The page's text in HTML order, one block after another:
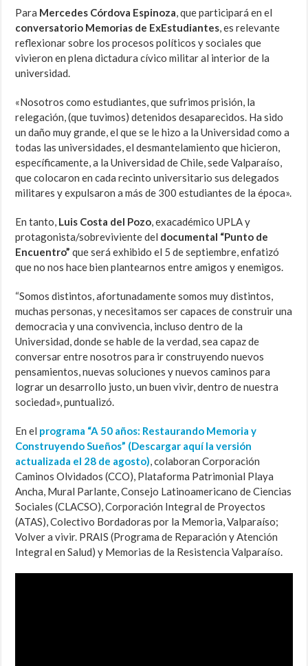
Para Mercedes Córdova Espinoza, que participará en el
conversatorio Memorias de ExEstudiantes, es relevante
reflexionar sobre los procesos políticos y sociales que
vivieron en plena dictadura cívico militar al interior de la
universidad.
«Nosotros como estudiantes, que sufrimos prisión, la
relegación, (que tuvimos) detenidos desaparecidos. Ha sido
un daño muy grande, el que se le hizo a la Universidad como a
todas las universidades, el desmantelamiento que hicieron,
específicamente, a la Universidad de Chile, sede Valparaíso,
que colocaron en cada recinto universitario sus delegados
militares y expulsaron a más de 300 estudiantes de la época».
En tanto, Luis Costa del Pozo, exacadémico UPLA y
protagonista/sobreviviente del documental “Punto de
Encuentro” que será exhibido el 5 de septiembre, enfatizó
que no nos hace bien plantearnos entre amigos y enemigos.
“Somos distintos, afortunadamente somos muy distintos,
muchas personas, y necesitamos ser capaces de construir una
democracia y una convivencia, incluso dentro de la
Universidad, donde se hable de la verdad, sea capaz de
conversar entre nosotros para ir construyendo nuevos
pensamientos, nuevas soluciones y nuevos caminos para
lograr un desarrollo justo, un buen vivir, dentro de nuestra
sociedad», puntualizó.
En el programa “A 50 años: Restaurando Memoria y
Construyendo Sueños” (Descargar aquí la versión
actualizada el 28 de agosto), colaboran Corporación
Caminos Olvidados (CCO), Plataforma Patrimonial Playa
Ancha, Mural Parlante, Consejo Latinoamericano de Ciencias
Sociales (CLACSO), Corporación Integral de Proyectos
(ATAS), Colectivo Bordadoras por la Memoria, Valparaíso;
Volver a vivir. PRAIS (Programa de Reparación y Atención
Integral en Salud) y Memorias de la Resistencia Valparaíso.